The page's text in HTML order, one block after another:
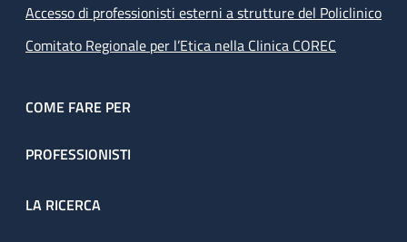
Accesso di professionisti esterni a strutture del Policlinico
Comitato Regionale per l’Etica nella Clinica COREC
COME FARE PER
PROFESSIONISTI
LA RICERCA